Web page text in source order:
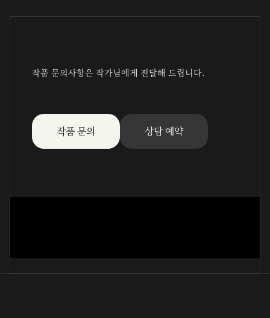
작품 문의사항은 작가님에게 전달해 드립니다.
작품 문의 상담 예약